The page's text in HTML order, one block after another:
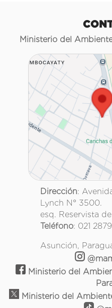
Ministerio del
Dirección:
Lynch N° 3500.
esq. Reservista
Teléfono: 021
Asunción,
Ministerio del
Ministerio del